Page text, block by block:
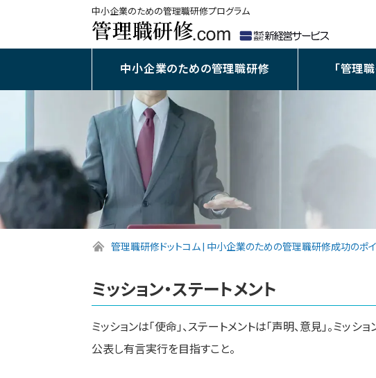
中小企業のための管理職研修プログラム
中小企業のための管理職研修 「管理
管理職研修ドットコム | 中小企業のための管理職研修成功のポイ
ミッション・ステートメント
ミッションは「使命」、ステートメントは「声明、意見」。ミッ
公表し有言実行を目指すこと。